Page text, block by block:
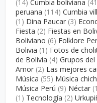
(14) Cumbia boliviana
peruana (114) Cumbia
(1) Dina Paucar (3)
Fiesta (2) Fiestas en
Boliviano (6) Folklore
Bolivia (1) Fotos de
de Bolivia (4) Grupos del
Amor (2) Las mejores
Música (55) Música
Música Perú (9) Néctar
(1) Tecnología (2)